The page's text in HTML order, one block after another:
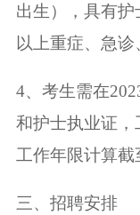
出生），具有
以上重症、急诊
4、考生需在
和护士执业证，
工作年限计算截
三、招聘安排